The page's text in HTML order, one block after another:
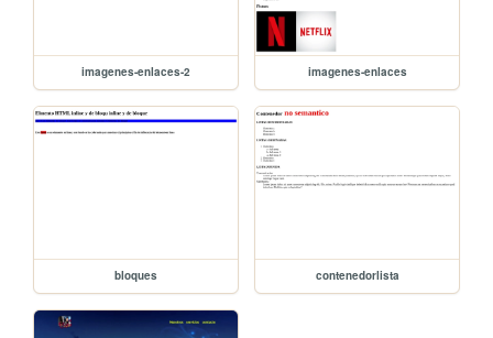
imagenes-enlaces-2 imagenes-enlaces
bloques contenedorlista